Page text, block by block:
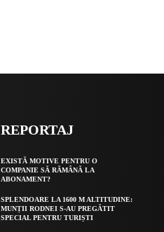
REPORTAJ
EXISTĂ MOTIVE PENTRU O
COMPANIE SĂ RĂMÂNĂ LA
ABONAMENT?
SPLENDOARE LA 1600 M ALTITUDINE:
MUNȚII RODNEI S-AU PREGĂTIT
SPECIAL PENTRU TURIȘTI